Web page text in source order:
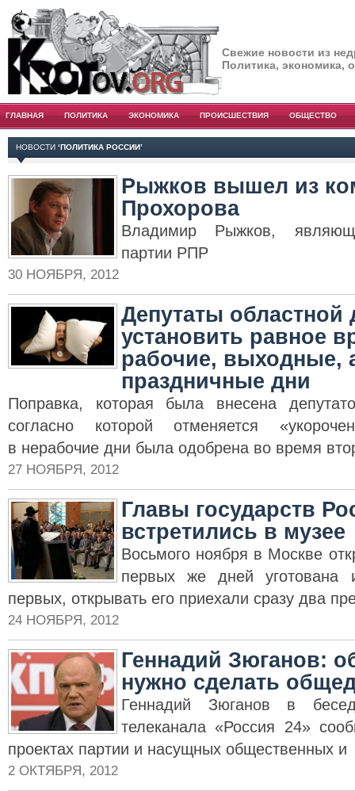
Свежие новости из
Политика, экономика,
ГЛАВНАЯ ПОЛИТИКА ЭКОНОМИКА ПРОИСШЕСТВИЯ ОБЩЕСТВО
НОВОСТИ ‘ПОЛИТИКА РОССИИ’
Рыжков вышел из
Прохорова
Владимир Рыжков,
партии РПР
30 НОЯБРЯ, 2012
Депутаты
установить равное
рабочие, выходные,
праздничные дни
Поправка, которая была внесена
согласно которой отменяется
в нерабочие дни была одобрена во время
27 НОЯБРЯ, 2012
Главы государств
встретились в музее
Восьмого ноября в Москве
первых же дней уготована
первых, открывать его приехали сразу два
24 НОЯБРЯ, 2012
Геннадий Зюганов:
нужно сделать
Геннадий Зюганов в
телеканала «Россия 24»
проектах партии и насущных общественных и
2 ОКТЯБРЯ, 2012